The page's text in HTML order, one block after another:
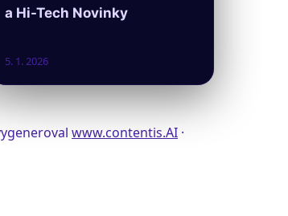
a Hi-Tech Novinky
5. 1. 2026
www.contentis.AI ·